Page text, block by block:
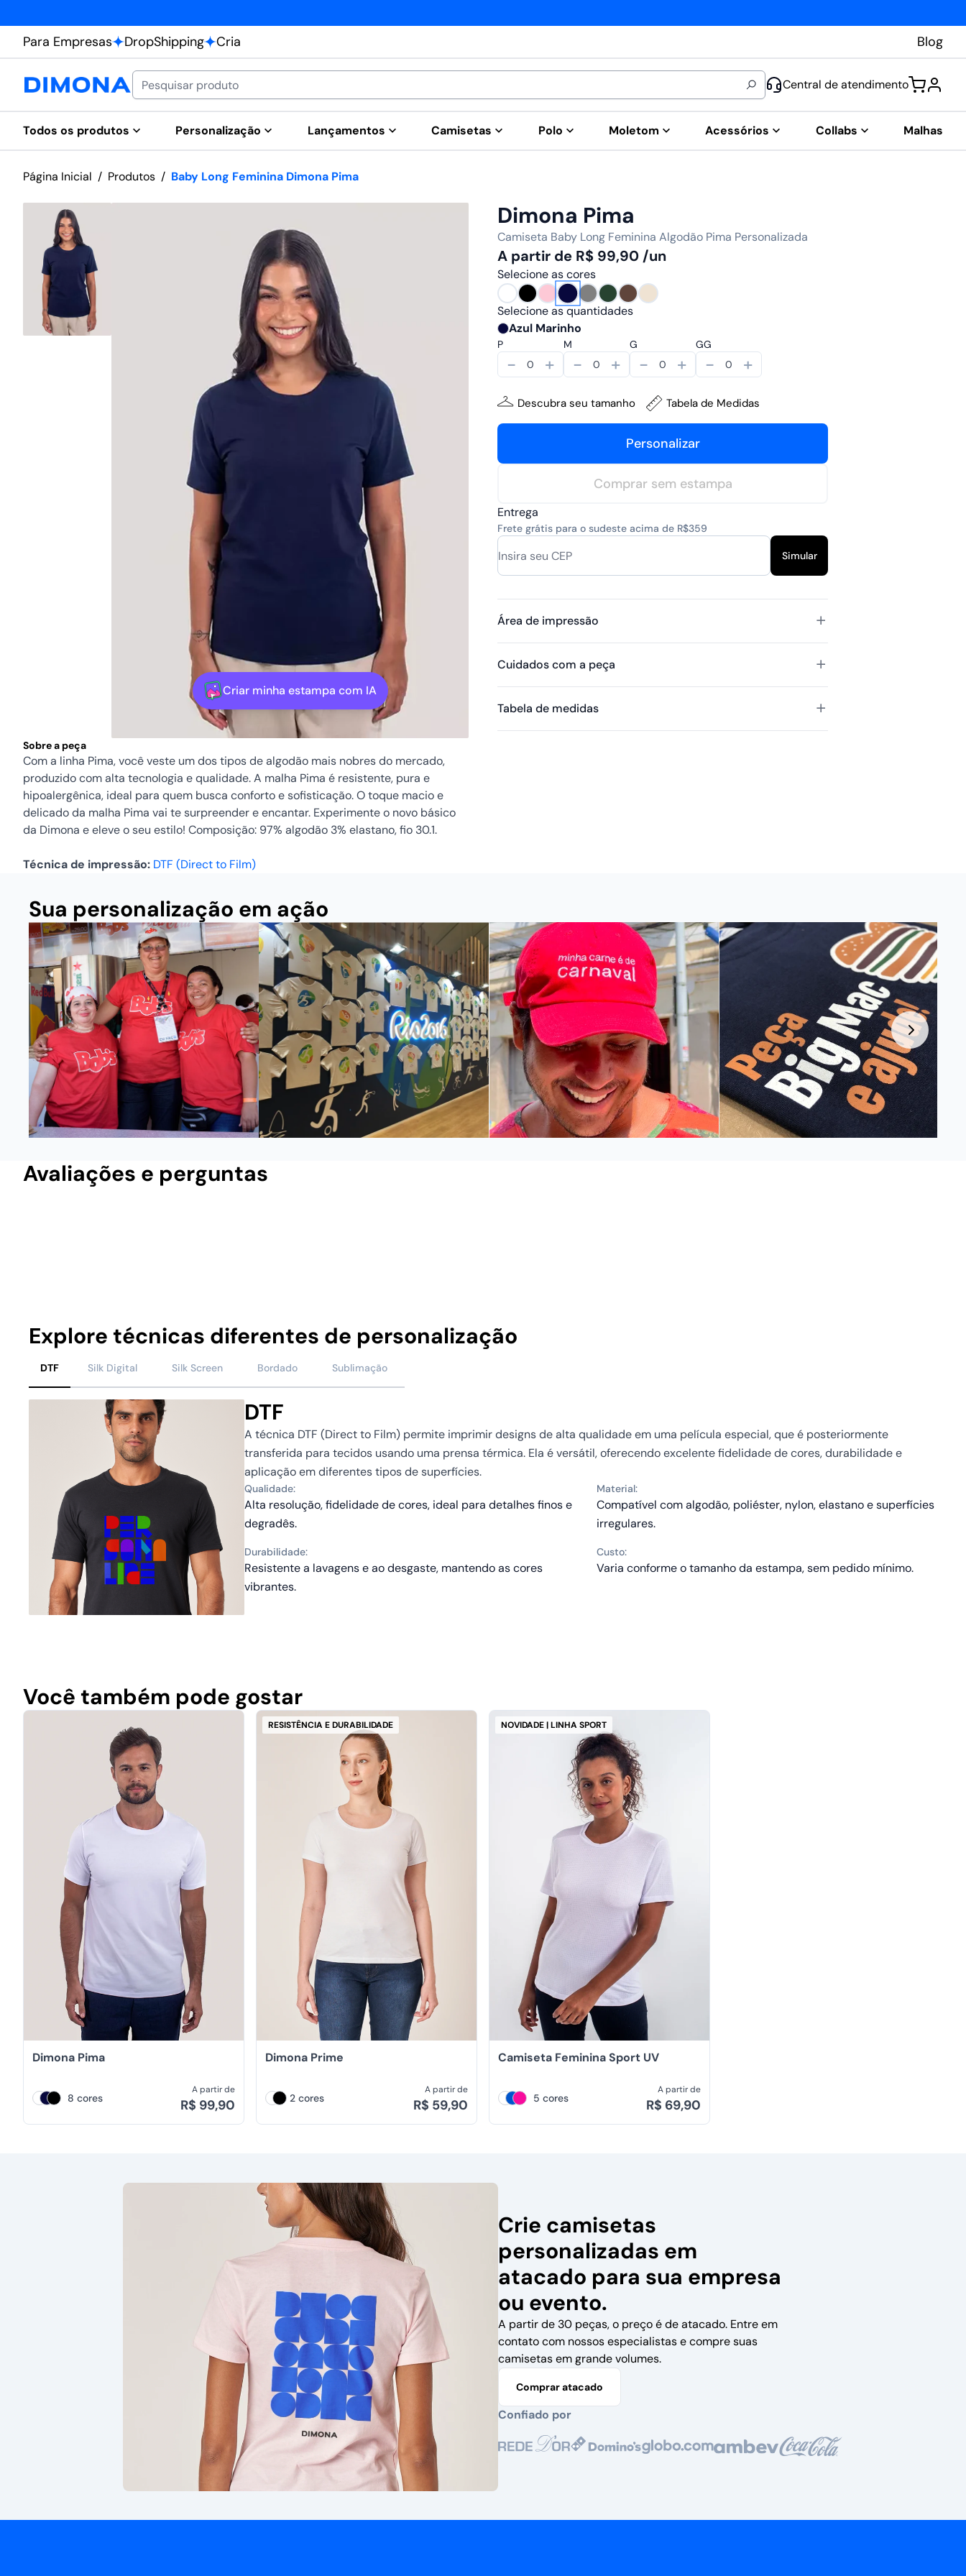
Para Empresas DropShipping Cria Blog
Central de atendimento
Todos os produtos Personalização Lançamentos Camisetas Polo Moletom Acessórios Collabs Malhas
Página Inicial / Produtos / Baby Long Feminina Dimona Pima
Criar minha estampa com IA
Sobre a peça
Com a linha Pima, você veste um dos tipos de algodão mais nobres do mercado,
produzido com alta tecnologia e qualidade. A malha Pima é resistente, pura e
hipoalergênica, ideal para quem busca conforto e sofisticação. O toque macio e
delicado da malha Pima vai te surpreender e encantar. Experimente o novo básico
da Dimona e eleve o seu estilo! Composição: 97% algodão 3% elastano, fio 30.1.
Técnica de impressão: DTF (Direct to Film)
Dimona Pima
Camiseta Baby Long Feminina Algodão Pima Personalizada
A partir de R$ 99,90 /un
Selecione as cores
Selecione as quantidades
Azul Marinho
P
- +
M
- +
G
- +
GG
- +
Descubra seu tamanho Tabela de Medidas
Personalizar
Comprar sem estampa
Entrega
Frete grátis para o sudeste acima de R$359
Simular
Área de impressão
Cuidados com a peça
Tabela de medidas
Sua personalização em ação
Avaliações e perguntas
Explore técnicas diferentes de personalização
DTF Silk Digital Silk Screen Bordado Sublimação
DTF
A técnica DTF (Direct to Film) permite imprimir designs de alta qualidade em uma película especial, que é posteriormente
transferida para tecidos usando uma prensa térmica. Ela é versátil, oferecendo excelente fidelidade de cores, durabilidade e
aplicação em diferentes tipos de superfícies.
Qualidade:
Alta resolução, fidelidade de cores, ideal para detalhes finos e
degradês.
Material:
Compatível com algodão, poliéster, nylon, elastano e superfícies
irregulares.
Durabilidade:
Resistente a lavagens e ao desgaste, mantendo as cores
vibrantes.
Custo:
Varia conforme o tamanho da estampa, sem pedido mínimo.
Você também pode gostar
Dimona Pima
8 cores
A partir de
R$ 99,90
RESISTÊNCIA E DURABILIDADE
Dimona Prime
2 cores
A partir de
R$ 59,90
NOVIDADE | LINHA SPORT
Camiseta Feminina Sport UV
5 cores
A partir de
R$ 69,90
Crie camisetas
personalizadas em
atacado para sua empresa
ou evento.
A partir de 30 peças, o preço é de atacado. Entre em
contato com nossos especialistas e compre suas
camisetas em grande volumes.
Comprar atacado
Confiado por